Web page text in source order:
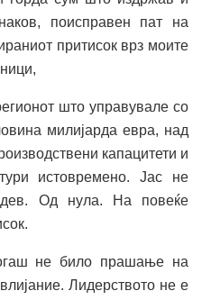
поисправен пат на
притисок врз моите
што управувале со
милијарда евра, над
капацитети и
истовремено. Јас не
Од нула. На повеќе
не било прашање на
Лидерството не е